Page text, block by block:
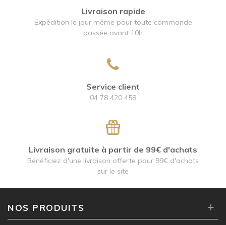
Livraison rapide
Expédition le jour même pour toute commande
passée avant 10h
Service client
04 78 420 458
Livraison gratuite à partir de 99€ d'achats
Bénéficiez d'une livraison offerte pour 99€ d'achats
sur le site
NOS PRODUITS